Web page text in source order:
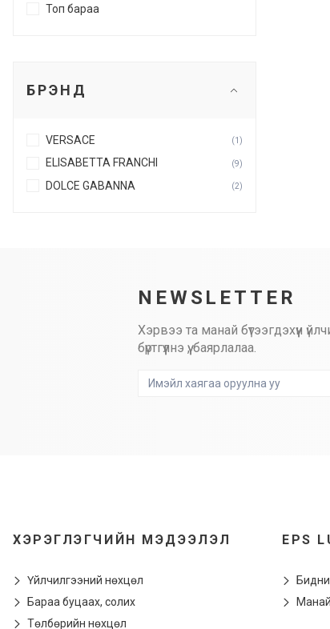
Топ бараа
БРЭНД
VERSACE (1)
ELISABETTA FRANCHI (9)
DOLCE GABANNA (2)
NEWSLETTER
Хэрвээ та манай бүтээгдэхүүн
бүртгүүлнэ үү, баярлалаа.
ХЭРЭГЛЭГЧИЙН МЭДЭЭЛЭЛ
Үйлчилгээний нөхцөл
Бараа буцаах, солих
Төлбөрийн нөхцөл
EPS